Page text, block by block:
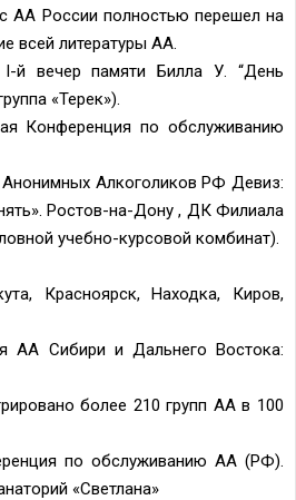
АА России полностью перешел на
всей литературы АА.
й вечер памяти Билла У. “День
«Терек»).
Конференция по обслуживанию
Алкоголиков РФ Девиз:
Ростов-на-Дону , ДК Филиала
учебно-курсовой комбинат).
Красноярск, Находка, Киров,
АА Сибири и Дальнего Востока:
более 210 групп АА в 100
по обслуживанию АА (РФ).
«Светлана»